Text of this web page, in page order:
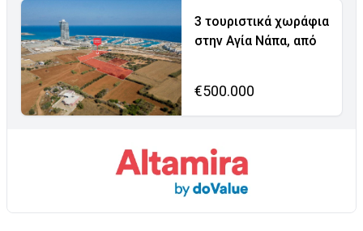
3 τουριστικά χωράφια
στην Αγία Νάπα, από
€500.000